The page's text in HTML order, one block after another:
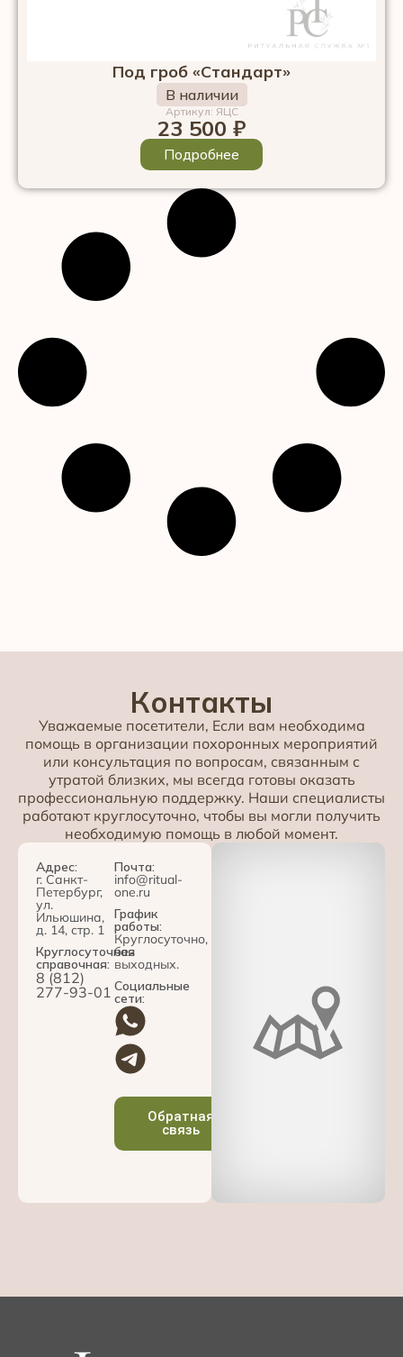
Под гроб «Стандарт»
В наличии
Артикул: ЯЦС
23 500 ₽
Подробнее
Контакты
Уважаемые посетители, Если вам необходима
помощь в организации похоронных мероприятий
или консультация по вопросам, связанным с
утратой близких, мы всегда готовы оказать
профессиональную поддержку. Наши специалисты
работают круглосуточно, чтобы вы могли получить
необходимую помощь в любой момент.
Адрес:
г. Санкт-
Петербург,
ул.
Ильюшина,
д. 14, стр. 1
Круглосуточная
справочная:
8 (812)
277-93-01
Почта:
info@ritual-
one.ru
График
работы:
Круглосуточно,
без
выходных.
Социальные
сети:
Обратная
связь